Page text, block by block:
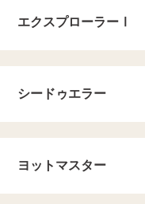
エクスプローラーⅠ
シードゥエラー
ヨットマスター